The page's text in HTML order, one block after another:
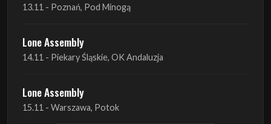
Lone Assembly
15.11 - Warszawa, Potok